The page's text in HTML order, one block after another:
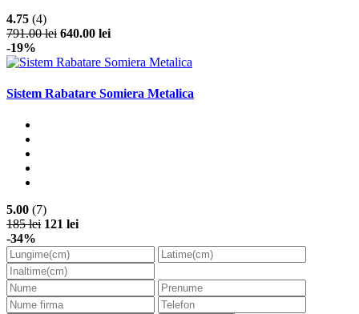
4.75 (4)
791.00 lei 640.00 lei
-19%
Sistem Rabatare Somiera Metalica
5.00 (7)
185 lei 121 lei
-34%